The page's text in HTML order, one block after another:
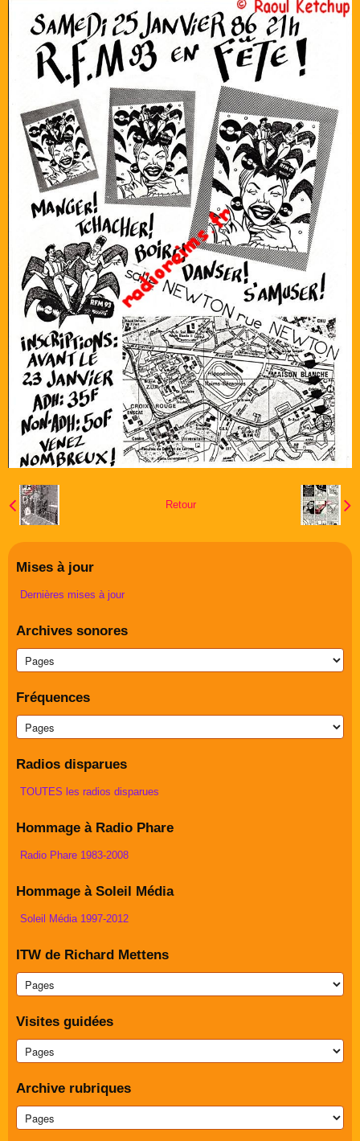
Retour
Mises à jour
Dernières mises à jour
Archives sonores
Fréquences
Radios disparues
TOUTES les radios disparues
Hommage à Radio Phare
Radio Phare 1983-2008
Hommage à Soleil Média
Soleil Média 1997-2012
ITW de Richard Mettens
Visites guidées
Archive rubriques